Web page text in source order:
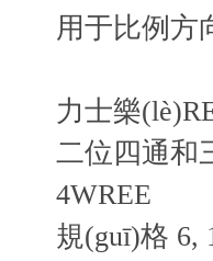
用于比例方
力士樂
二位四通和
4WREE
規(guī)格 6,